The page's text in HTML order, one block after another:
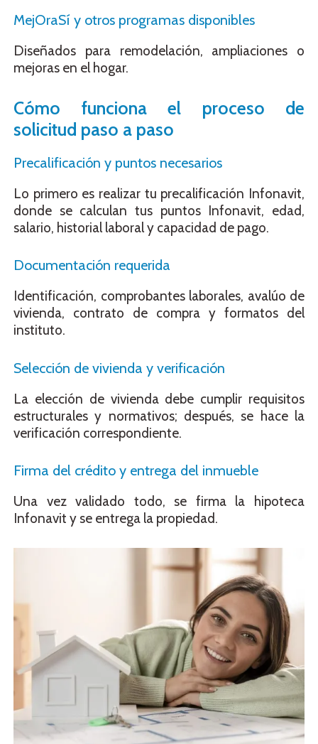
MejOraSí y otros programas disponibles
Diseñados para remodelación, ampliaciones o
mejoras en el hogar.
Cómo funciona el proceso de
solicitud paso a paso
Precalificación y puntos necesarios
Lo primero es realizar tu precalificación Infonavit,
donde se calculan tus puntos Infonavit, edad,
salario, historial laboral y capacidad de pago.
Documentación requerida
Identificación, comprobantes laborales, avalúo de
vivienda, contrato de compra y formatos del
instituto.
Selección de vivienda y verificación
La elección de vivienda debe cumplir requisitos
estructurales y normativos; después, se hace la
verificación correspondiente.
Firma del crédito y entrega del inmueble
Una vez validado todo, se firma la hipoteca
Infonavit y se entrega la propiedad.